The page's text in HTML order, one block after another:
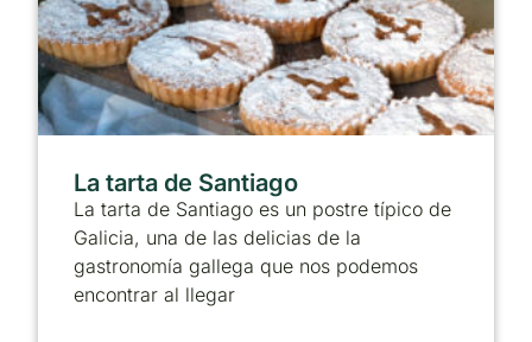
La tarta de Santiago
La tarta de Santiago es un postre típico de
Galicia, una de las delicias de la
gastronomía gallega que nos podemos
encontrar al llegar